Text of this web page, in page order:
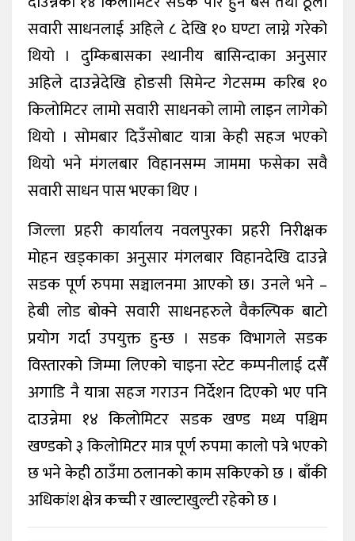
सवारी साधनलाई अहिले ८ देखि १० घण्टा लाग्ने गरेको
थियो । दुम्किबासका स्थानीय बासिन्दाका अनुसार
अहिले दाउन्नेदेखि होङसी सिमेन्ट गेटसम्म करिब १०
किलोमिटर लामो सवारी साधनको लामो लाइन लागेको
थियो । सोमबार दिउँसोबाट यात्रा केही सहज भएको
थियो भने मंगलबार विहानसम्म जाममा फसेका सवै
सवारी साधन पास भएका थिए ।
जिल्ला प्रहरी कार्यालय नवलपुरका प्रहरी निरीक्षक
मोहन खड्काका अनुसार मंगलबार विहानदेखि दाउन्ने
सडक पूर्ण रुपमा सञ्चालनमा आएको छ। उनले भने –
हेबी लोड बोक्ने सवारी साधनहरुले वैकल्पिक बाटो
प्रयोग गर्दा उपयुक्त हुन्छ । सडक विभागले सडक
विस्तारको जिम्मा लिएको चाइना स्टेट कम्पनीलाई दसैँ
अगाडि नै यात्रा सहज गराउन निर्देशन दिएको भए पनि
दाउन्नेमा १४ किलोमिटर सडक खण्ड मध्य पश्चिम
खण्डको ३ किलोमिटर मात्र पूर्ण रुपमा कालो पत्रे भएको
छ भने केही ठाउँमा ठलानको काम सकिएको छ । बाँकी
अधिकांश क्षेत्र कच्ची र खाल्टाखुल्टी रहेको छ ।